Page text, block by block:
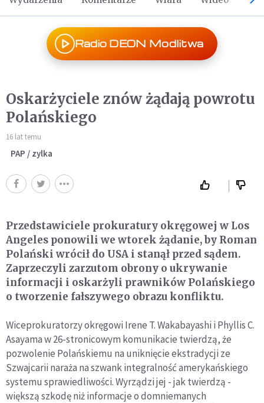
Radio DEON Modlitwa
Oskarżyciele znów żądają powrotu
Polańskiego
16 lat temu
PAP / zylka
Przedstawiciele prokuratury okręgowej w Los
Angeles ponowili we wtorek żądanie, by Roman
Polański wrócił do USA i stanął przed sądem.
Zaprzeczyli zarzutom obrony o ukrywanie
informacji i oskarżyli prawników Polańskiego
o tworzenie fałszywego obrazu konfliktu.
Wiceprokuratorzy okręgowi Irene T. Wakabayashi i Phyllis C.
Asayama w 26-stronicowym komunikacie twierdzą, że
pozwolenie Polańskiemu na uniknięcie ekstradycji ze
Szwajcarii naraża na szwank integralność amerykańskiego
systemu sprawiedliwości. Wyrządzi jej - jak twierdzą -
większą szkodę niż informacje o domniemanych